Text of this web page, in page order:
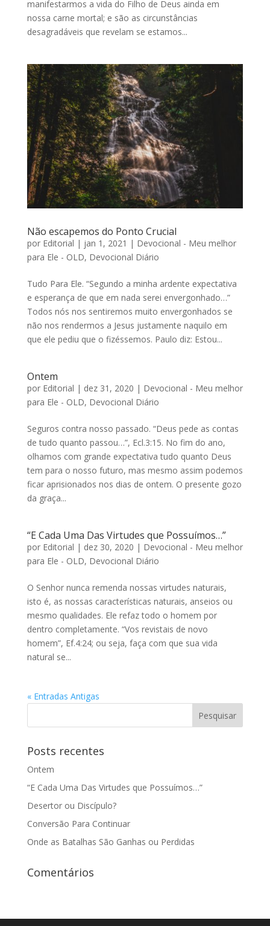
manifestarmos a vida do Filho de Deus ainda em
nossa carne mortal; e são as circunstâncias
desagradáveis que revelam se estamos...
Não escapemos do Ponto Crucial
por Editorial | jan 1, 2021 | Devocional - Meu melhor
para Ele - OLD, Devocional Diário
Tudo Para Ele. “Segundo a minha ardente expectativa
e esperança de que em nada serei envergonhado…”
Todos nós nos sentiremos muito envergonhados se
não nos rendermos a Jesus justamente naquilo em
que ele pediu que o fizéssemos. Paulo diz: Estou...
Ontem
por Editorial | dez 31, 2020 | Devocional - Meu melhor
para Ele - OLD, Devocional Diário
Seguros contra nosso passado. “Deus pede as contas
de tudo quanto passou…”, Ecl.3:15. No fim do ano,
olhamos com grande expectativa tudo quanto Deus
tem para o nosso futuro, mas mesmo assim podemos
ficar aprisionados nos dias de ontem. O presente gozo
da graça...
“E Cada Uma Das Virtudes que Possuímos…”
por Editorial | dez 30, 2020 | Devocional - Meu melhor
para Ele - OLD, Devocional Diário
O Senhor nunca remenda nossas virtudes naturais,
isto é, as nossas características naturais, anseios ou
mesmo qualidades. Ele refaz todo o homem por
dentro completamente. “Vos revistais de novo
homem”, Ef.4:24; ou seja, faça com que sua vida
natural se...
« Entradas Antigas
Posts recentes
Ontem
“E Cada Uma Das Virtudes que Possuímos…”
Desertor ou Discípulo?
Conversão Para Continuar
Onde as Batalhas São Ganhas ou Perdidas
Comentários